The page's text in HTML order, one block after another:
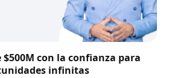
con la confianza para
infinitas